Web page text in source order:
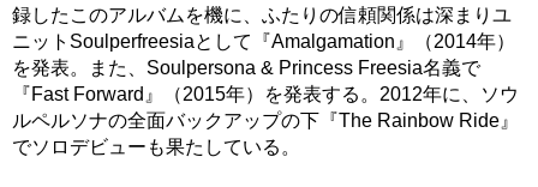
録したこのアルバムを機に、ふたりの信頼関係は深まりユ
ニットSoulperfreesiaとして『Amalgamation』（2014年）
を発表。また、Soulpersona & Princess Freesia名義で
『Fast Forward』（2015年）を発表する。2012年に、ソウ
ルペルソナの全面バックアップの下『The Rainbow Ride』
でソロデビューも果たしている。